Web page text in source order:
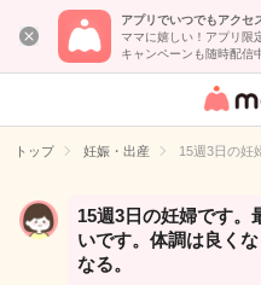
アプリでいつでもアクセ
ママに嬉しい！アプリ限
キャンペーンも随時配信
女性専
イト
トップ 妊娠・出産 15週3日の妊
15週3日の妊婦です。
いです。体調は良く
なる。